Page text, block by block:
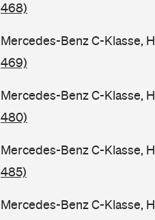
468)
Mercedes-Benz C-Klasse,
469)
Mercedes-Benz C-Klasse,
480)
Mercedes-Benz C-Klasse,
485)
Mercedes-Benz C-Klasse,